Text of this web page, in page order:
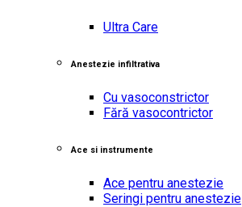
Ultra Care
Anestezie infiltrativa
Cu vasoconstrictor
Fără vasocontrictor
Ace si instrumente
Ace pentru anestezie
Seringi pentru anestezie